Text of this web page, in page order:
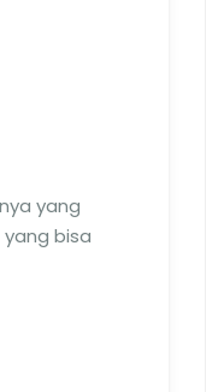
yang
bisa